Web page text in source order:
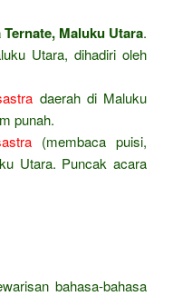
Ternate, Maluku Utara.
Utara, dihadiri oleh
daerah di Maluku
punah.
(membaca puisi,
Utara. Puncak acara
bahasa-bahasa